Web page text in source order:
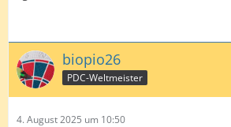
biopio26
PDC-Weltmeister
4. August 2025 um 10:50